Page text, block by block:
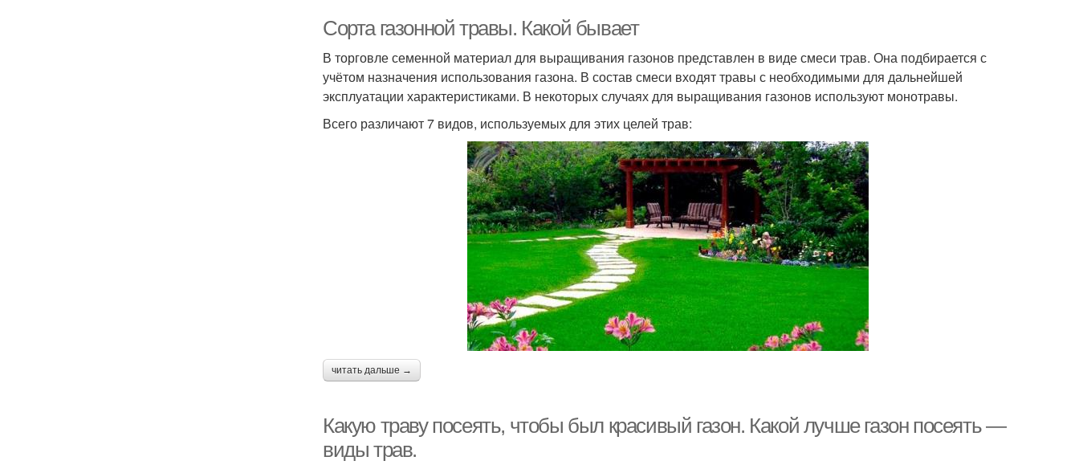
Сорта газонной травы. Какой бывает
В торговле семенной материал для выращивания газонов представлен в виде смеси трав. Она подбирается с
учётом назначения использования газона. В состав смеси входят травы с необходимыми для дальнейшей
эксплуатации характеристиками. В некоторых случаях для выращивания газонов используют монотравы.
Всего различают 7 видов, используемых для этих целей трав:
читать дальше →
Какую траву посеять, чтобы был красивый газон. Какой лучше газон посеять —
виды трав.